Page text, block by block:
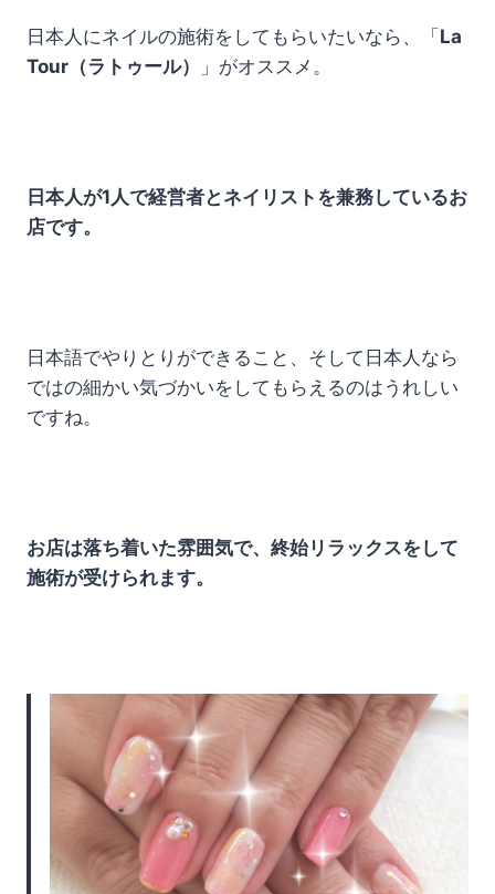
日本人にネイルの施術をしてもらいたいなら、「 La
Tour（ラトゥール）
」がオススメ。
日本人が1人で経営者とネイリストを兼務しているお
店です。
日本語でやりとりができること、そして日本人なら
ではの細かい気づかいをしてもらえるのはうれしい
ですね。
お店は落ち着いた雰囲気で、終始リラックスをして
施術が受けられます。